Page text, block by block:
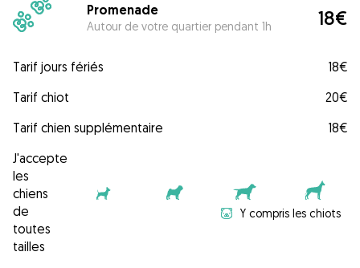
Promenade
Autour de votre quartier pendant 1h 18€
Tarif jours fériés
18€
Tarif chiot
20€
Tarif chien supplémentaire
18€
J'accepte
les
chiens
de
toutes
tailles
Y compris les chiots